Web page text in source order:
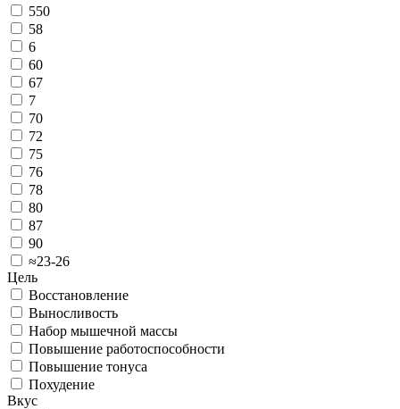
550
58
6
60
67
7
70
72
75
76
78
80
87
90
≈23-26
Цель
Восстановление
Выносливость
Набор мышечной массы
Повышение работоспособности
Повышение тонуса
Похудение
Вкус